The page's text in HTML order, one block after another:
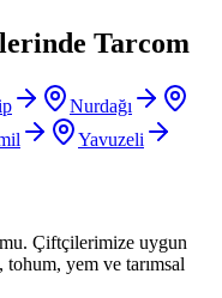
Tarcom
Nurdağı
Yavuzeli
Çiftçilerimize uygun
yem ve tarımsal